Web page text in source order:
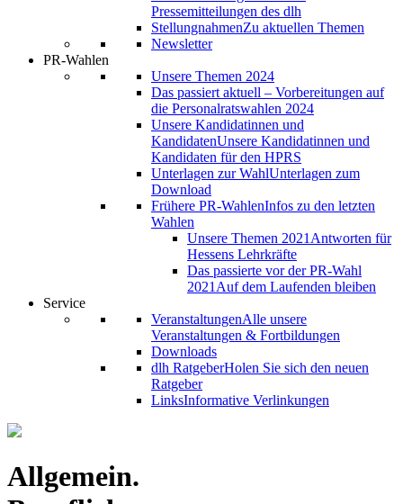
Pressemitteilungen des dlh
StellungnahmenZu aktuellen Themen
Newsletter
PR-Wahlen
Unsere Themen 2024
Das passiert aktuell – Vorbereitungen auf
die Personalratswahlen 2024
Unsere Kandidatinnen und
KandidatenUnsere Kandidatinnen und
Kandidaten für den HPRS
Unterlagen zur WahlUnterlagen zum
Download
Frühere PR-WahlenInfos zu den letzten
Wahlen
Unsere Themen 2021 Antworten für
Hessens Lehrkräfte
Das passierte vor der PR-Wahl
2021 Auf dem Laufenden bleiben
Service
VeranstaltungenAlle unsere
Veranstaltungen & Fortbildungen
Downloads
dlh RatgeberHolen Sie sich den neuen
Ratgeber
LinksInformative Verlinkungen
Allgemein.